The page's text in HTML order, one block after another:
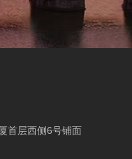
首层西侧6号铺面